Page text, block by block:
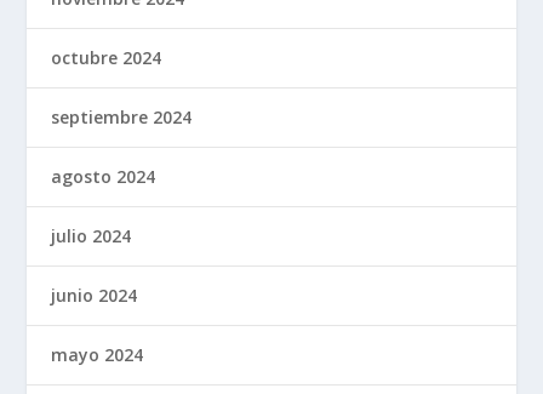
octubre 2024
septiembre 2024
agosto 2024
julio 2024
junio 2024
mayo 2024